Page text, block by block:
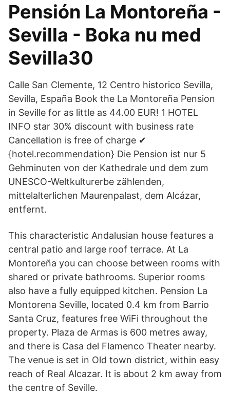
Pensión La Montoreña -
Sevilla - Boka nu med
Sevilla30
Calle San Clemente, 12 Centro historico Sevilla,
Sevilla, España Book the La Montoreña Pension
in Seville for as little as 44.00 EUR! 1 HOTEL
INFO star 30% discount with business rate
Cancellation is free of charge ✔
{hotel.recommendation} Die Pension ist nur 5
Gehminuten von der Kathedrale und dem zum
UNESCO-Weltkulturerbe zählenden,
mittelalterlichen Maurenpalast, dem Alcázar,
entfernt.
This characteristic Andalusian house features a
central patio and large roof terrace. At La
Montoreña you can choose between rooms with
shared or private bathrooms. Superior rooms
also have a fully equipped kitchen. Pension La
Montorena Seville, located 0.4 km from Barrio
Santa Cruz, features free WiFi throughout the
property. Plaza de Armas is 600 metres away,
and there is Casa del Flamenco Theater nearby.
The venue is set in Old town district, within easy
reach of Real Alcazar. It is about 2 km away from
the centre of Seville.